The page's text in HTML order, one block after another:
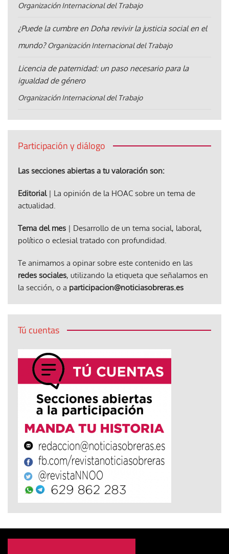
Organización Internacional del Trabajo
¿Puede la cumbre en Doha revivir la justicia social en el
mundo? Organización Internacional del Trabajo
Licencia de paternidad: un paso necesario para la
igualdad de género
Organización Internacional del Trabajo
Participación y diálogo
Las secciones abiertas a tu valoración son:
Editorial| La opinión de la HOAC sobre un tema de
actualidad.
Tema del mes | Desarrollo de un tema social, laboral,
político o eclesial tratado con profundidad.
Te animamos a opinar sobre este contenido en las
redes sociales, utilizando la etiqueta que señalamos en
la sección, o a participacion@noticiasobreras.es
Tú cuentas